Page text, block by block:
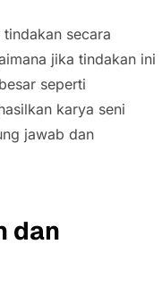
secara
jika tindakan ini
seperti
karya seni
jawab dan
dan